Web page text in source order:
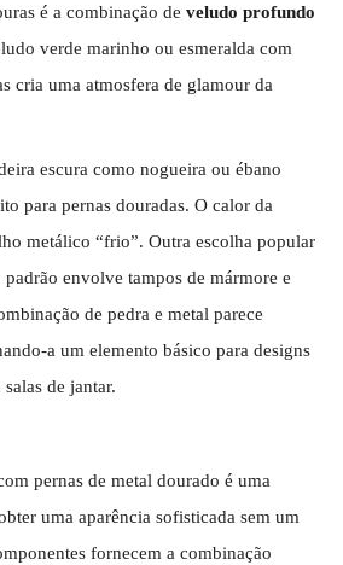
é a combinação de veludo profundo
verde marinho ou esmeralda com
cria uma atmosfera de glamour da
escura como nogueira ou ébano
para pernas douradas. O calor da
metálico “frio”. Outra escolha popular
padrão envolve tampos de mármore e
de pedra e metal parece
a um elemento básico para designs
de jantar.
pernas de metal dourado é uma
uma aparência sofisticada sem um
fornecem a combinação